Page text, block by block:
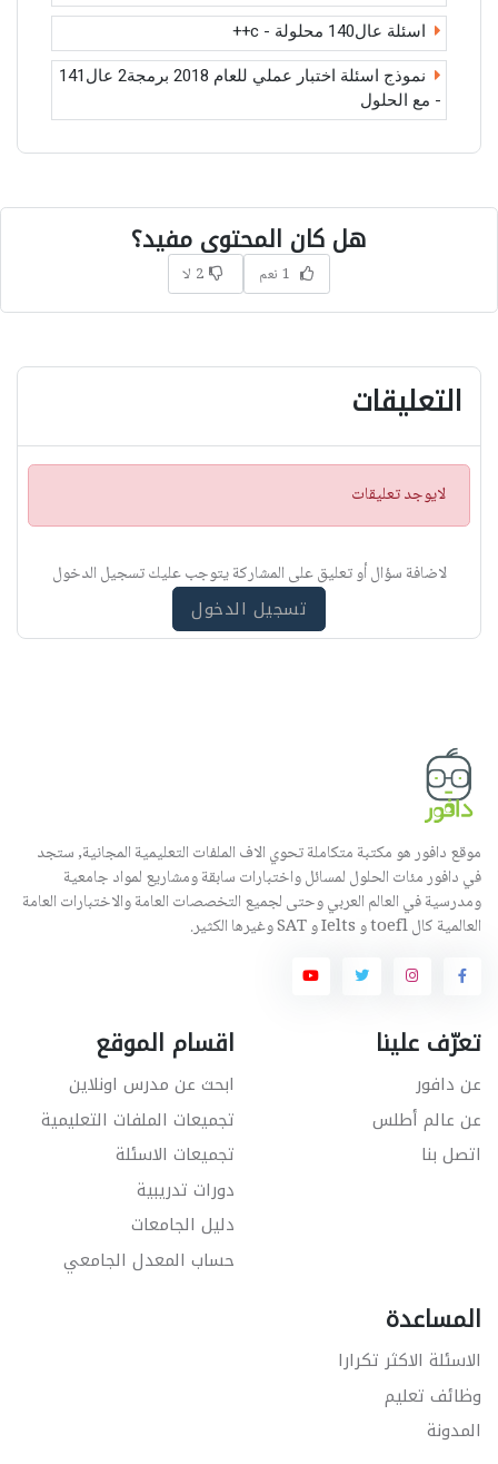
اسئلة عال140 محلولة - c++
نموذج اسئلة اختبار عملي للعام 2018 برمجة2 عال141
- مع الحلول
هل كان المحتوى مفيد؟
1 نعم 2 لا
التعليقات
ت
ن
ي
لايوجد تعليقات
لاضافة سؤال أو تعليق على المشاركة يتوجب عليك تسجيل الدخول
تسجيل الدخول
موقع دافور هو مكتبة متكاملة تحوي الاف الملفات التعليمية المجانية, ستجد
في دافور مئات الحلول لمسائل واختبارات سابقة ومشاريع لمواد جامعية
ومدرسية في العالم العربي وحتى لجميع التخصصات العامة والاختبارات العامة
العالمية كال toefl و Ielts و SAT وغيرها الكثير.
تعرّف علينا
عن دافور
عن عالم أطلس
اتصل بنا
اقسام الموقع
ابحث عن مدرس اونلاين
تجميعات الملفات التعليمية
تجميعات الاسئلة
دورات تدريبية
دليل الجامعات
حساب المعدل الجامعي
المساعدة
الاسئلة الاكثر تكرارا
وظائف تعليم
المدونة